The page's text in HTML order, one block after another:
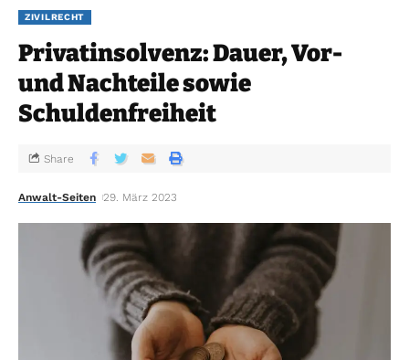
ZIVILRECHT
Privatinsolvenz: Dauer, Vor-
und Nachteile sowie
Schuldenfreiheit
Anwalt-Seiten 29. März 2023
Share